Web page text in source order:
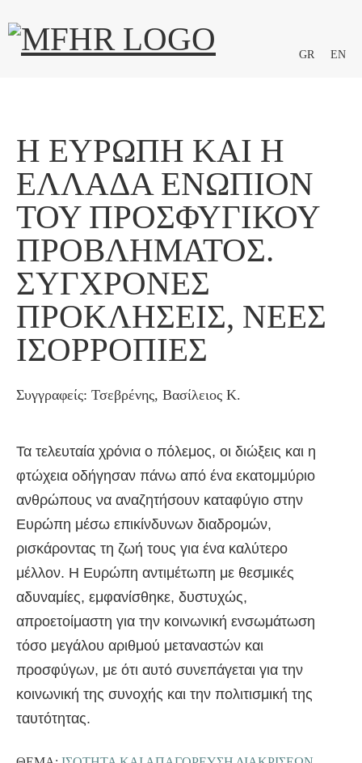
GR EN
Η ΕΥΡΏΠΗ ΚΑΙ Η
ΕΛΛΆΔΑ ΕΝΏΠΙΟΝ
ΤΟΥ ΠΡΟΣΦΥΓΙΚΟΎ
ΠΡΟΒΛΉΜΑΤΟΣ.
ΣΎΓΧΡΟΝΕΣ
ΠΡΟΚΛΉΣΕΙΣ, ΝΈΕΣ
ΙΣΟΡΡΟΠΊΕΣ
Συγγραφείς: Τσεβρένης, Βασίλειος Κ.
Τα τελευταία χρόνια ο πόλεμος, οι διώξεις και η
φτώχεια οδήγησαν πάνω από ένα εκατομμύριο
ανθρώπους να αναζητήσουν καταφύγιο στην
Ευρώπη μέσω επικίνδυνων διαδρομών,
ρισκάροντας τη ζωή τους για ένα καλύτερο
μέλλον. Η Ευρώπη αντιμέτωπη με θεσμικές
αδυναμίες, εμφανίσθηκε, δυστυχώς,
απροετοίμαστη για την κοινωνική ενσωμάτωση
τόσο μεγάλου αριθμού μεταναστών και
προσφύγων, με ότι αυτό συνεπάγεται για την
κοινωνική της συνοχής και την πολιτισμική της
ταυτότητας.